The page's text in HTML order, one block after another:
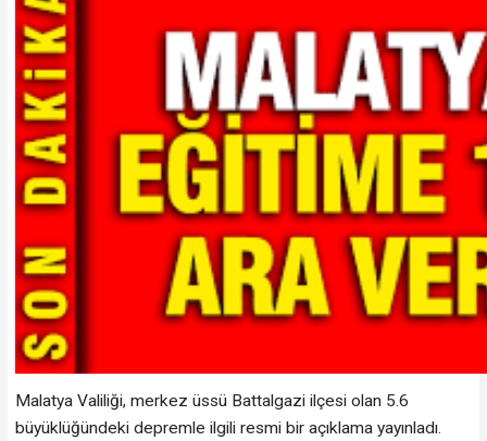
Malatya Valiliği, merkez üssü Battalgazi ilçesi olan 5.6
büyüklüğündeki depremle ilgili resmi bir açıklama yayınladı.